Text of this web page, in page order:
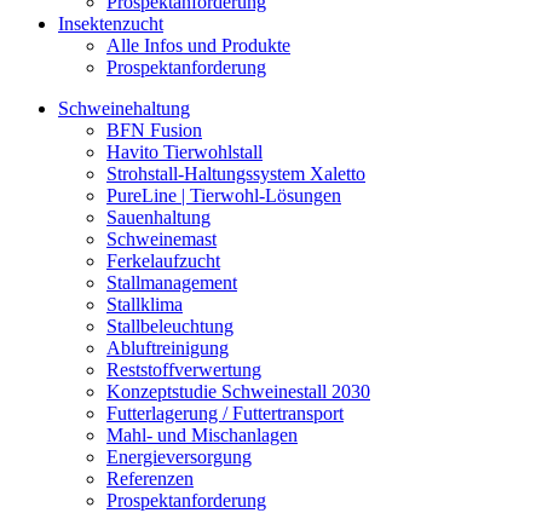
Insektenzucht
Alle Infos und Produkte
Prospektanforderung
Schweinehaltung
BFN Fusion
Havito Tierwohlstall
Strohstall-Haltungssystem Xaletto
PureLine | Tierwohl-Lösungen
Sauenhaltung
Schweinemast
Ferkelaufzucht
Stallmanagement
Stallklima
Stallbeleuchtung
Abluftreinigung
Reststoffverwertung
Konzeptstudie Schweinestall 2030
Futterlagerung / Futtertransport
Mahl- und Mischanlagen
Energieversorgung
Referenzen
Prospektanforderung